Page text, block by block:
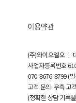
이용약관
(주)와이오엘오 ㅣ
사업자등록번호
070-8676-8799 (
고객 문의: 우측 고
(정확한 상담 기록